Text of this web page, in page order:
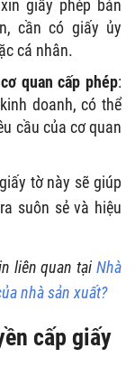
giấy phép bán
cần có giấy ủy
cá nhân.
quan cấp phép:
doanh, có thể
cầu của cơ quan
tờ này sẽ giúp
suôn sẻ và hiệu
liên quan tại Nhà
nhà sản xuất?
cấp giấy